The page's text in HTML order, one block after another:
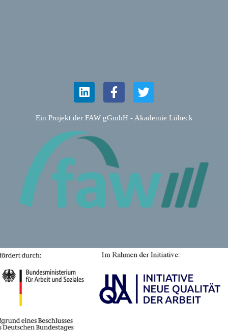
Ein Projekt der FAW gGmbH - Akademie Lübeck